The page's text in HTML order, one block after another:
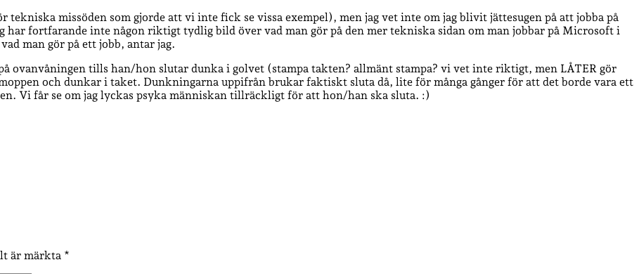
missöden som gjorde att vi inte fick se vissa exempel), men jag vet inte om jag blivit jättesugen på att jobba på
fortfarande inte någon riktigt tydlig bild över vad man gör på den mer tekniska sidan om man jobbar på Microsoft i
man gör på ett jobb, antar jag.
ovanvåningen tills han/hon slutar dunka i golvet (stampa takten? allmänt stampa? vi vet inte riktigt, men LÅTER gör
och dunkar i taket. Dunkningarna uppifrån brukar faktiskt sluta då, lite för många gånger för att det borde vara ett
Vi får se om jag lyckas psyka människan tillräckligt för att hon/han ska sluta. :)
är märkta *